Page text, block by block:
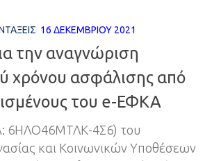
16 ΔΕΚΕΜΒΡΊΟΥ 2021
την αναγνώριση
χρόνου ασφάλισης από
του e-ΕΦΚΑ
6ΗΛΟ46ΜΤΛΚ-4Σ6) του
και Κοινωνικών Υποθέσεων